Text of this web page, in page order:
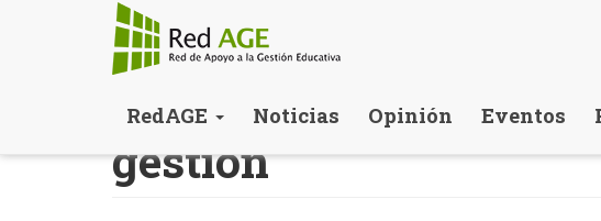
contenido
RedAGE Noticias Opinión Eventos
gestión